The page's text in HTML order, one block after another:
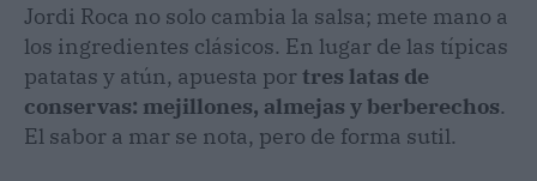
Jordi Roca no solo cambia la salsa; mete mano a
los ingredientes clásicos. En lugar de las típicas
patatas y atún, apuesta portres latas de
conservas: mejillones, almejas y berberechos.
El sabor a mar se nota, pero de forma sutil.